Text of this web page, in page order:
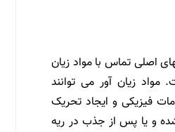
اصلی تماس با مواد زیان
مواد زیان آور می توانند
فیزیکی و ایجاد تحریک
و یا پس از جذب در ریه